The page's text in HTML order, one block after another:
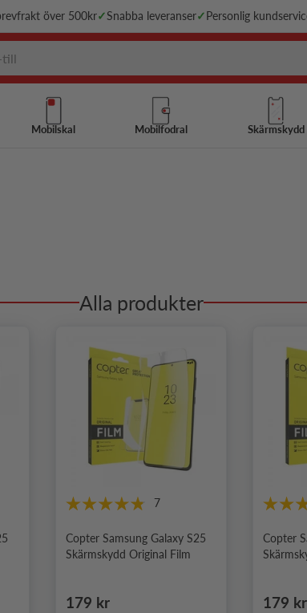
över 500kr✓Snabba leveranser✓ Personlig
Mobilskal Mobilfodral Skärmskydd
Alla produkter
7
Copter Samsung Galaxy S25
Skärmskydd Original Film
Ordinarie pris
179 kr
Copter
179 kr